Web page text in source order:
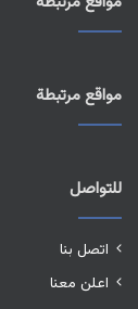
مواقع مرتبطة
للتواصل
اتصل بنا
اعلن معنا